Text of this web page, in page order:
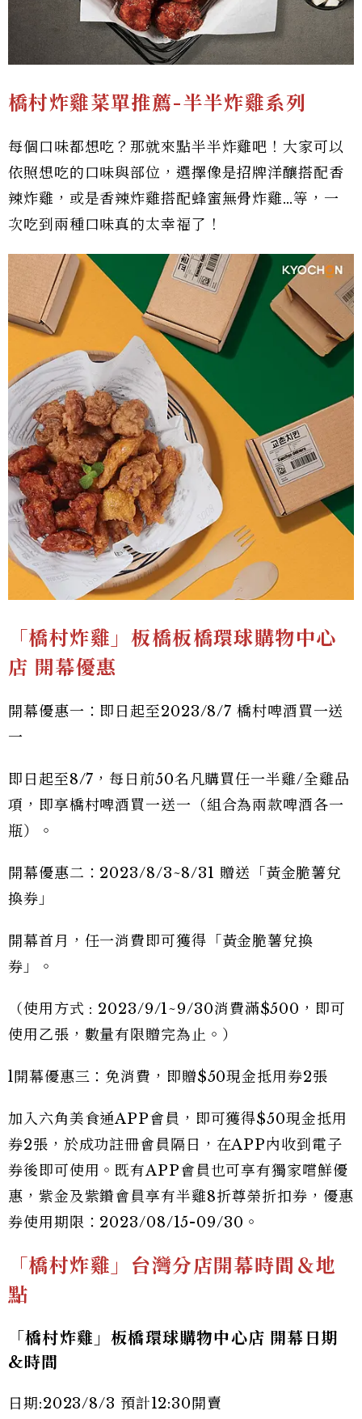
橋村炸雞菜單推薦-半半炸雞系列
每個口味都想吃？那就來點半半炸雞吧！大家可以
依照想吃的口味與部位，選擇像是招牌洋釀搭配香
辣炸雞，或是香辣炸雞搭配蜂蜜無骨炸雞…等，一
次吃到兩種口味真的太幸福了！
「橋村炸雞」板橋板橋環球購物中心
店 開幕優惠
開幕優惠一：即日起至2023/8/7 橋村啤酒買一送
一
即日起至8/7，每日前50名凡購買任一半雞/全雞品
項，即享橋村啤酒買一送一（組合為兩款啤酒各一
瓶）。
開幕優惠二：2023/8/3~8/31 贈送「黃金脆薯兌
換券」
開幕首月，任一消費即可獲得「黃金脆薯兌換
券」。
（使用方式 : 2023/9/1~9/30消費滿$500，即可
使用乙張，數量有限贈完為止。）
l開幕優惠三：免消費，即贈$50現金抵用券2張
加入六角美食通APP會員，即可獲得$50現金抵用
券2張，於成功註冊會員隔日，在APP內收到電子
券後即可使用。既有APP會員也可享有獨家嚐鮮優
惠，紫金及紫鑽會員享有半雞8折尊榮折扣券，優惠
券使用期限：2023/08/15-09/30。
「橋村炸雞」台灣分店開幕時間＆地
點
「橋村炸雞」板橋環球購物中心店 開幕日期
&時間
日期:2023/8/3 預計12:30開賣